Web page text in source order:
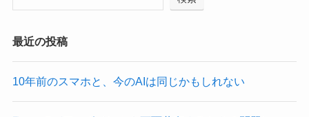
最近の投稿
10年前のスマホと、今のAIは同じかもしれない